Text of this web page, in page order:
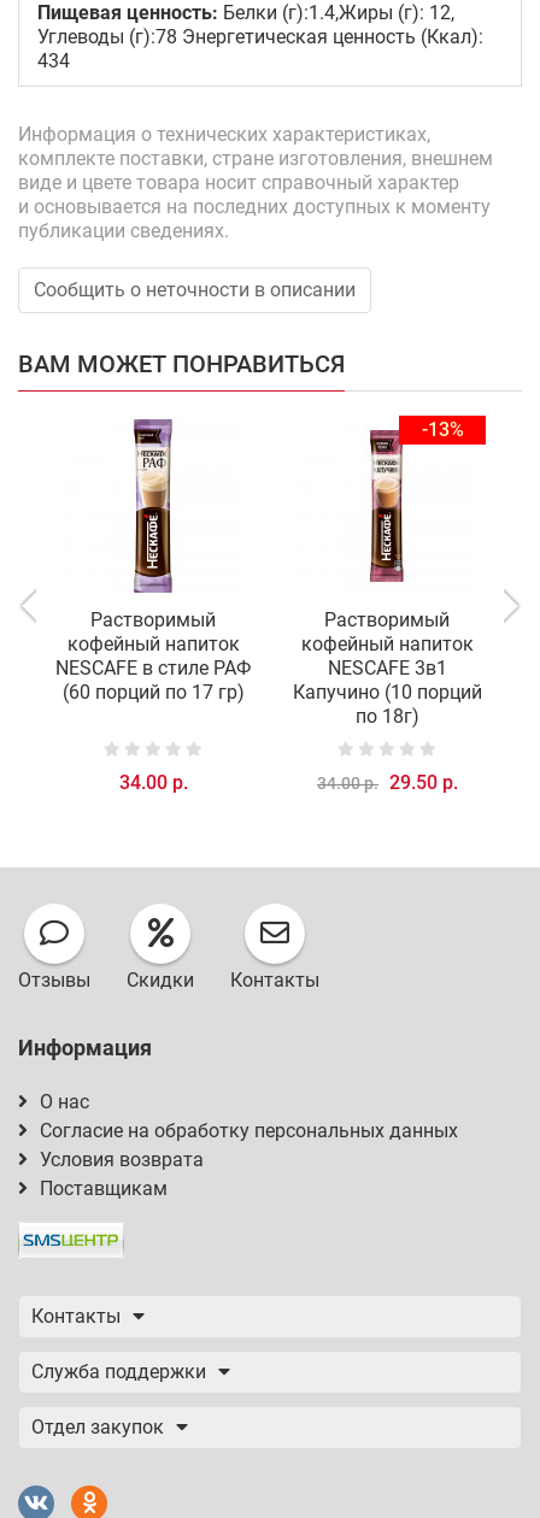
Пищевая ценность: Белки (г):1.4,Жиры (г): 12,
Углеводы (г):78 Энергетическая ценность (Ккал):
434
Информация о технических характеристиках,
комплекте поставки, стране изготовления, внешнем
виде и цвете товара носит справочный характер
и основывается на последних доступных к моменту
публикации сведениях.
Сообщить о неточности в описании
ВАМ МОЖЕТ ПОНРАВИТЬСЯ
Растворимый
кофейный напиток
NESCAFE в стиле РАФ
(60 порций по 17 гр)
34.00 р.
-13%
Растворимый
кофейный напиток
NESCAFE 3в1
Капучино (10 порций
по 18г)
34.00 р. 29.50 р.
Отзывы Скидки Контакты
Информация
О нас
Согласие на обработку персональных данных
Условия возврата
Поставщикам
Контакты
Служба поддержки
Отдел закупок